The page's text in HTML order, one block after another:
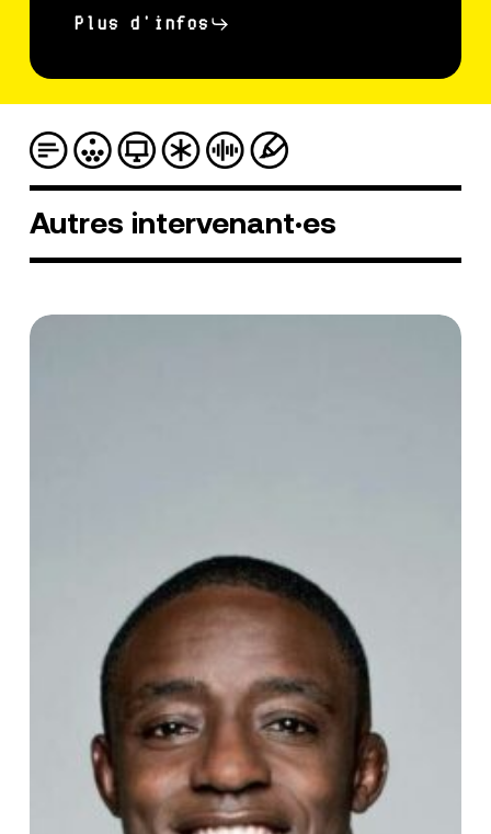
Plus d'infos
Autres intervenant·es
Yannick